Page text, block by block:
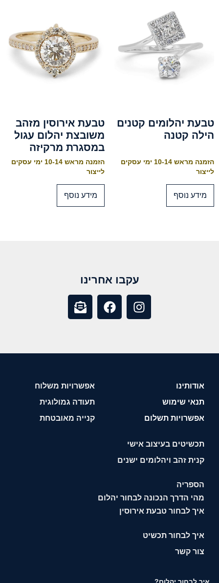
טבעת יהלומים קטנים
הילה קטנה
הזמנה מראש 10-14 ימי עסקים
לייצור
מידע נוסף
טבעת אירוסין מזהב
משובצת יהלום עגול
במסגרת מרקיזה
הזמנה מראש 10-14 ימי עסקים
לייצור
מידע נוסף
עקבו אחרינו
אודותינו
תנאי שימוש
אפשרויות תשלום
אפשרויות משלוח
תעודה גמולוגית
קנייה מאובטחת
תכשיטים בעיצוב אישי
קנית זהב ויהלומים ישנים
הספריה
מהי הדרך הנכונה לבחור יהלום
איך לבחור טבעת אירוסין
איך לבחור תכשיט
צור קשר